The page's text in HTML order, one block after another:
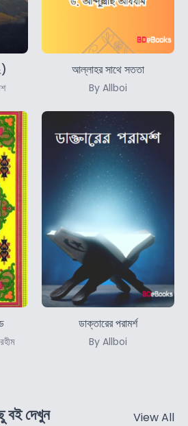
আল্লাহর সাথে সততা
By Allboi
ডাক্তারের পরামর্শ
By Allboi
বই দেখুন View All